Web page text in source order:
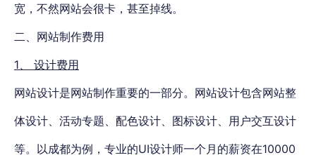
宽，不然网站会很卡，甚至掉线。
二、网站制作费用
1、 设计费用
网站设计是网站制作重要的一部分。网站设计包含网站整
体设计、活动专题、配色设计、图标设计、用户交互设计
等。以成都为例，专业的UI设计师一个月的薪资在10000